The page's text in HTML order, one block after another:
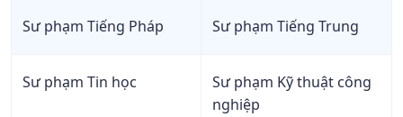
Sư phạm Tiếng Pháp Sư phạm Tiếng Trung
Sư phạm Tin học
Sư phạm Kỹ thuật công
nghiệp